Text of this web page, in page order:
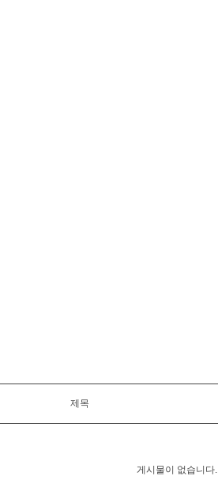
제목
게시물이 없습니다.